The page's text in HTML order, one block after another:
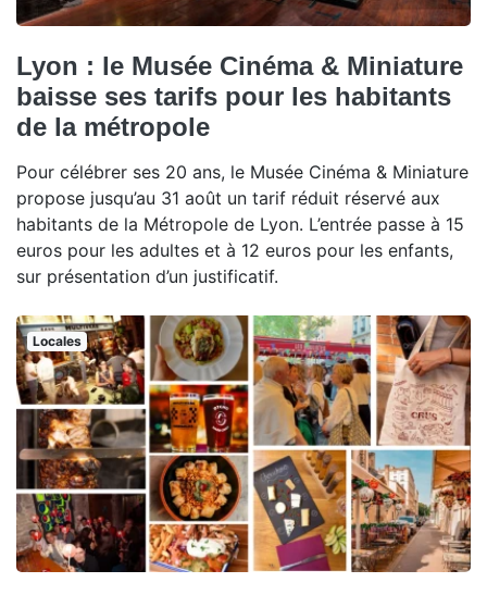
Lyon : le Musée Cinéma & Miniature
baisse ses tarifs pour les habitants
de la métropole
Pour célébrer ses 20 ans, le Musée Cinéma & Miniature
propose jusqu’au 31 août un tarif réduit réservé aux
habitants de la Métropole de Lyon. L’entrée passe à 15
euros pour les adultes et à 12 euros pour les enfants,
sur présentation d’un justificatif.
Locales